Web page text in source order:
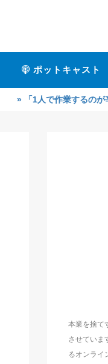
ポットキャスト
業するのが辛くなってき
本業を捨て
させていま
るオンライ